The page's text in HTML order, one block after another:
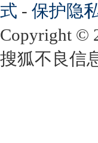
式 - 保护隐
Copyright ©
搜狐不良信